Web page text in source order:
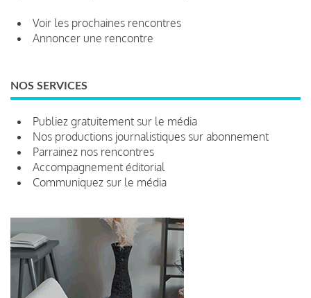
Voir les prochaines rencontres
Annoncer une rencontre
NOS SERVICES
Publiez gratuitement sur le média
Nos productions journalistiques sur abonnement
Parrainez nos rencontres
Accompagnement éditorial
Communiquez sur le média